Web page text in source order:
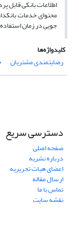
اطلاعات بانکی قابل
محتوای خدمات
جویی در زمان
کلیدواژه‌ها
رضایتمندی مشتریان
دسترسی سریع
صفحه اصلی
درباره نشریه
اعضای هیات تحریریه
ارسال مقاله
تماس با ما
نقشه سایت